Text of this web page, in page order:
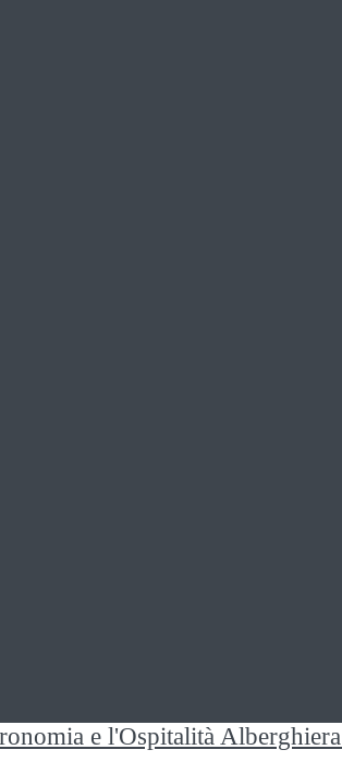
e l'Ospitalità Alberghiera